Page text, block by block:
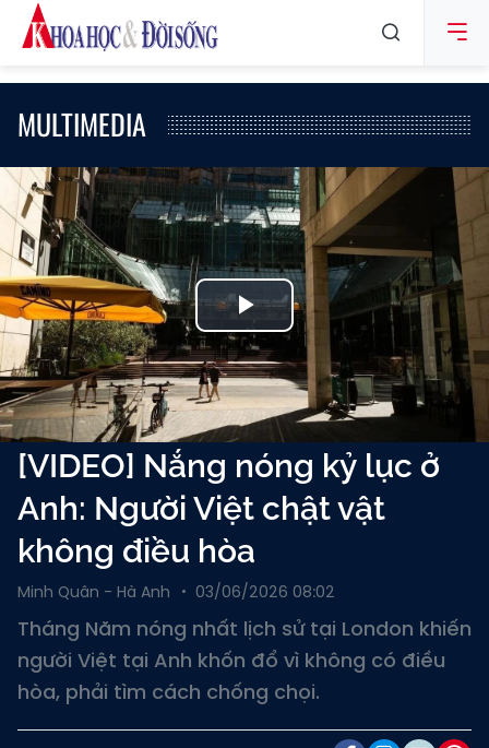
MULTIMEDIA
Play
Video
[VIDEO] Nắng nóng kỷ lục ở
Anh: Người Việt chật vật
không điều hòa
Minh Quân - Hà Anh 03/06/2026 08:02
Tháng Năm nóng nhất lịch sử tại London khiến
người Việt tại Anh khốn đổ vì không có điều
hòa, phải tìm cách chống chọi.